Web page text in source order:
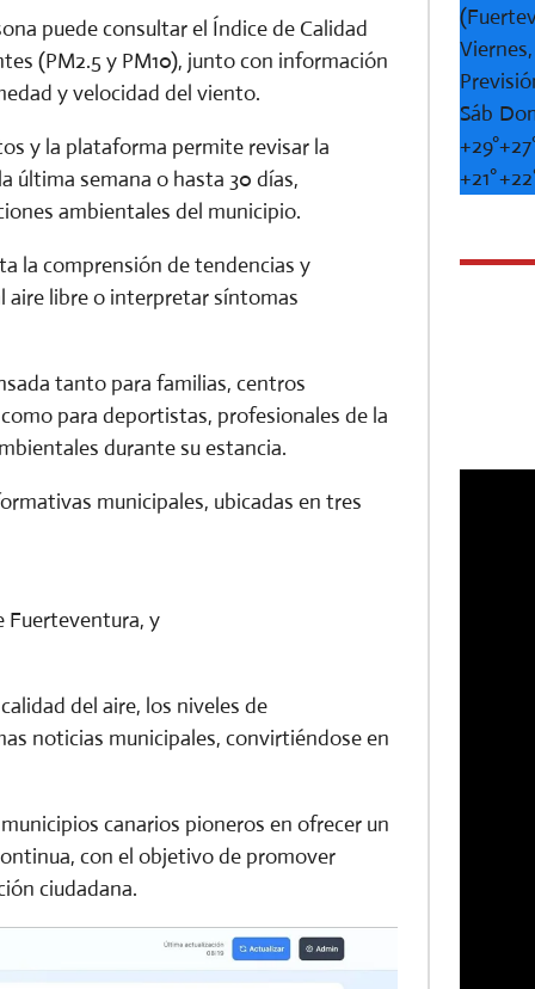
puede consultar el Índice de Calidad
(PM2.5 y PM10), junto con información
y velocidad del viento.
y la plataforma permite revisar la
última semana o hasta 30 días,
ambientales del municipio.
la comprensión de tendencias y
aire libre o interpretar síntomas
tanto para familias, centros
para deportistas, profesionales de la
durante su estancia.
municipales, ubicadas en tres
Fuerteventura, y
del aire, los niveles de
noticias municipales, convirtiéndose en
canarios pioneros en ofrecer un
con el objetivo de promover
ciudadana.
Sáb
+29°+
+21°+